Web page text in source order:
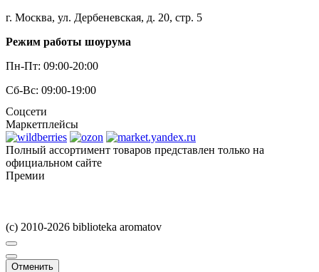
г. Москва, ул. Дербеневская, д. 20, стр. 5
Режим работы шоурума
Пн-Пт: 09:00-20:00
Сб-Вс: 09:00-19:00
Соцсети
Маркетплейсы
Полный ассортимент товаров представлен только на
официальном сайте
Премии
(c) 2010-2026 biblioteka aromatov
Отменить